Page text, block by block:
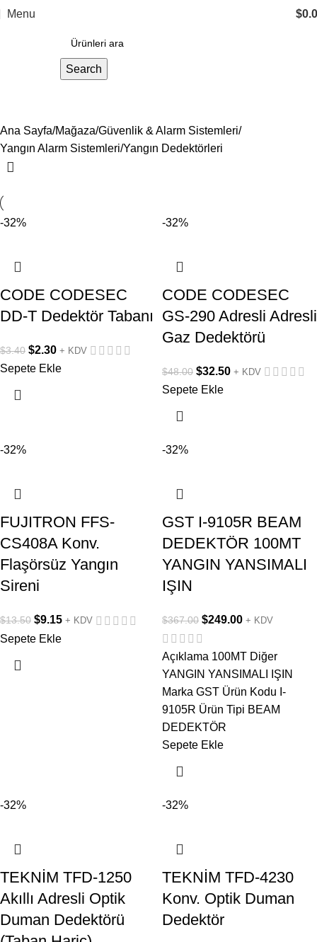
Menu $
Search
Ana Sayfa Mağaza Güvenlik & Alarm Sistemleri
Yangın Alarm Sistemleri Yangın Dedektörleri
-32%
CODE CODESEC
DD-T Dedektör Tabanı
$3.40 $2.30 + KDV
Sepete Ekle
-32%
CODE CODESEC
GS-290 Adresli Adresli
Gaz Dedektörü
$48.00 $32.50 + KDV
Sepete Ekle
-32%
FUJITRON FFS-
CS408A Konv.
Flaşörsüz Yangın
Sireni
$13.50 $9.15 + KDV
Sepete Ekle
-32%
GST I-9105R BEAM
DEDEKTÖR 100MT
YANGIN YANSIMALI
IŞIN
$367.00 $249.00 + KDV
Açıklama 100MT Diğer
YANGIN YANSIMALI IŞIN
Marka GST Ürün Kodu I-
9105R Ürün Tipi BEAM
DEDEKTÖR
Sepete Ekle
-32%
TEKNİM TFD-1250
Akıllı Adresli Optik
Duman Dedektörü
-32%
TEKNİM TFD-4230
Konv. Optik Duman
Dedektör